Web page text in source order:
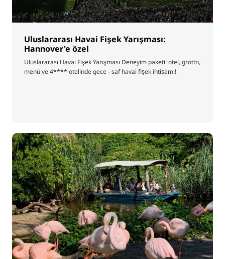
Uluslararası Havai Fişek Yarışması:
Hannover'e özel
Uluslararası Havai Fişek Yarışması Deneyim paketi: otel, grotto,
menü ve 4**** otelinde gece - saf havai fişek ihtişamı!